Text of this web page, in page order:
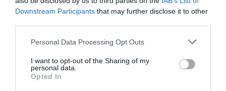
Downstream Participants that may further disclose it to other
Personal Data Processing Opt Outs
I want to opt-out of the Sharing of my
personal data.
Opted In
στον Μωυσή και όχι το όνομα του συμπτώματος
που επενδύει τον καθένα σαν αντικείμενο με
παθητική χρήση. Πότε εύχρηστο εργαλειακά και
πότε εντελώς άχρηστο. Οι άνθρωποι στο βιβλίο
τυφλό σημείο που τους γνέφει από κάπου που
αγνοούν. Είμαστε βλέπετε στον τόπο του